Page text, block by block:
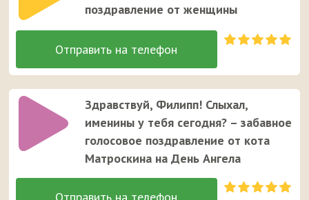
поздравление от женщины
Здравствуй, Филипп! Слыхал,
именины у тебя сегодня? – забавное
голосовое поздравление от кота
Матроскина на День Ангела